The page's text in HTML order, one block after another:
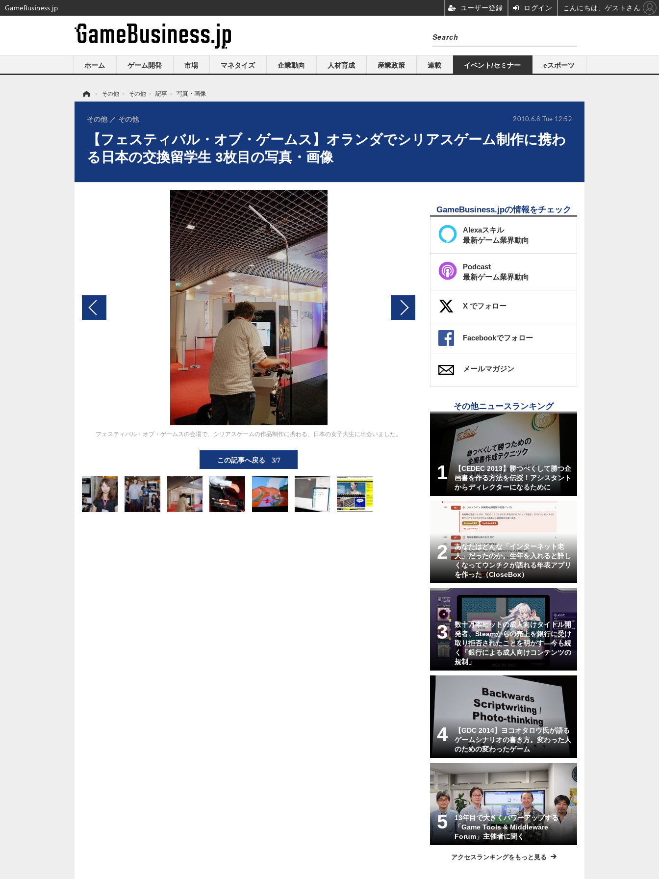
ホーム ゲーム開発 市場 マネタイズ 企業動向 人材育成 産業政策 連載 イベント/セミナー eスポーツ
› その他 › その他 › 記事 › 写真・画像
【フェスティバル・オブ・ゲームス】オランダでシリアスゲーム制作に携わ
る日本の交換留学生 3枚目の写真・画像
その他 その他 2010.6.8 Tue 12:52
フェスティバル・オブ・ゲームスの会場で、シリアスゲームの作品制作に携わる、日本の女子大生に出会いました。
この記事へ戻る 3/7
GameBusiness.jpの情報をチェック
Alexaスキル
最新ゲーム業界動向
Podcast
最新ゲーム業界動向
X でフォロー
Facebookでフォロー
メールマガジン
その他ニュースランキング
【CEDEC 2013】勝つべくして勝つ企
画書を作る方法を伝授！アシスタント
からディレクターになるために
あなたはどんな「インターネット老
人」だったのか。生年を入れると詳し
くなってウンチクが語れる年表アプリ
を作った（CloseBox）
数十万本ヒットの成人向けタイトル開
発者、Steamからの売上を銀行に受け
取り拒否されたことを明かす―今も続
く「銀行による成人向けコンテンツの
規制」
【GDC 2014】ヨコオタロウ氏が語る
ゲームシナリオの書き方。変わった人
のための変わったゲーム
13年目で大きくパワーアップする
「Game Tools & Middleware
Forum」主催者に聞く
アクセスランキングをもっと見る
GameBusiness.jp ユーザー登録 ログイン こんにちは、ゲストさん